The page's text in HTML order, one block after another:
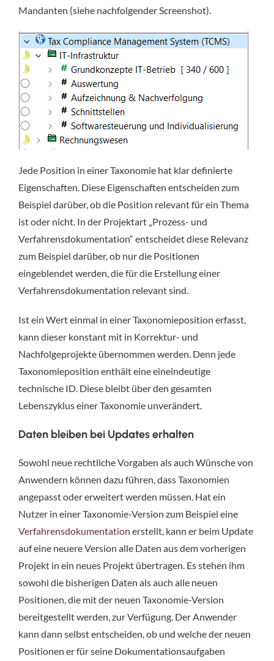
Mandanten (siehe nachfolgender Screenshot).
Jede Position in einer Taxonomie hat klar definierte
Eigenschaften. Diese Eigenschaften entscheiden zum
Beispiel darüber, ob die Position relevant für ein Thema
ist oder nicht. In der Projektart „Prozess- und
Verfahrensdokumentation“ entscheidet diese Relevanz
zum Beispiel darüber, ob nur die Positionen
eingeblendet werden, die für die Erstellung einer
Verfahrensdokumentation relevant sind.
Ist ein Wert einmal in einer Taxonomieposition erfasst,
kann dieser konstant mit in Korrektur- und
Nachfolgeprojekte übernommen werden. Denn jede
Taxonomieposition enthält eine eineindeutige
technische ID. Diese bleibt über den gesamten
Lebenszyklus einer Taxonomie unverändert.
Daten bleiben bei Updates erhalten
Sowohl neue rechtliche Vorgaben als auch Wünsche von
Anwendern können dazu führen, dass Taxonomien
angepasst oder erweitert werden müssen. Hat ein
Nutzer in einer Taxonomie-Version zum Beispiel eine
Verfahrensdokumentation erstellt, kann er beim Update
auf eine neuere Version alle Daten aus dem vorherigen
Projekt in ein neues Projekt übertragen. Es stehen ihm
sowohl die bisherigen Daten als auch alle neuen
Positionen, die mit der neuen Taxonomie-Version
bereitgestellt werden, zur Verfügung. Der Anwender
kann dann selbst entscheiden, ob und welche der neuen
Positionen er für seine Dokumentationsaufgaben